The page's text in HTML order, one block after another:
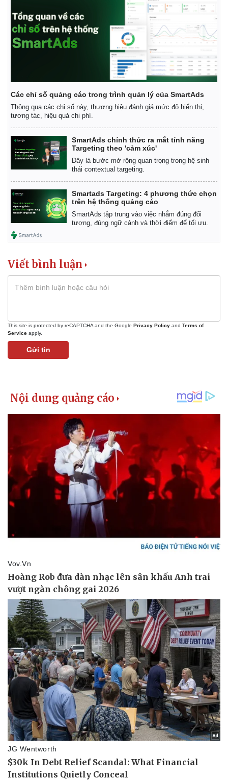
Bất động sản
Pháp luật
Vụ án
Tin nóng
Vũ khí
Việt Nam
Các chỉ số quảng cáo trong trình quản lý của SmartAds
Thông qua các chỉ số này, thương hiệu đánh giá mức độ hiển thị,
tương tác, hiệu quả chi phí.
SmartAds chính thức ra mắt tính năng
Targeting theo 'cảm xúc'
Đây là bước mở rộng quan trọng trong hệ sinh
thái contextual targeting.
Smartads Targeting: 4 phương thức chọn
trên hệ thống quảng cáo
SmartAds tập trung vào việc nhắm đúng đối
tượng, đúng ngữ cảnh và thời điểm để tối ưu.
Viết bình luận
This site is protected by reCAPTCHA and the Google Privacy Policy and Terms of
Service apply.
Gửi tin